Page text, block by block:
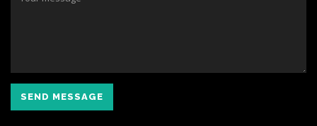
SEND MESSAGE